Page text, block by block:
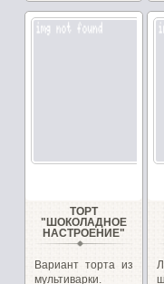
ТОРТ
"ШОКОЛАДНОЕ
НАСТРОЕНИЕ"
Вариант торта из
мультиварки.